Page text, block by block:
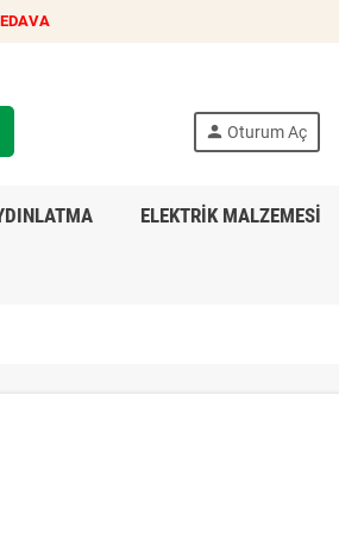
person Oturum Aç
ELEKTRİK MALZEMESİ